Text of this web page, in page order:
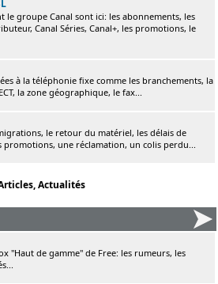
le groupe Canal sont ici: les abonnements, les
Canal Séries, Canal+, les promotions, le
à la téléphonie fixe comme les branchements, la
la zone géographique, le fax...
le retour du matériel, les délais de
une réclamation, un colis perdu...
Actualités
"Haut de gamme" de Free: les rumeurs, les